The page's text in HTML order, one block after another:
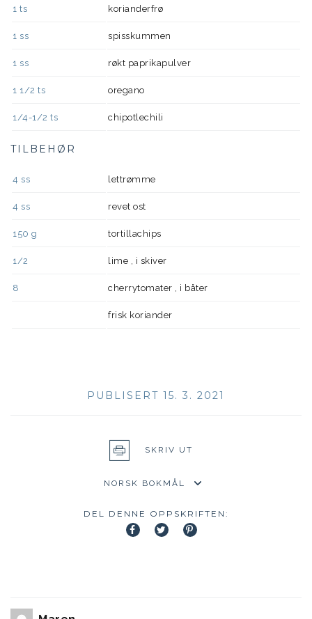
1 ts korianderfrø
1 ss spisskummen
1 ss røkt paprikapulver
1 1/2 ts oregano
1/4-1/2 ts chipotlechili
TILBEHØR
4 ss lettrømme
4 ss revet ost
150 g tortillachips
1/2 lime , i skiver
8 cherrytomater , i båter
frisk koriander
PUBLISERT 15. 3. 2021
SKRIV UT
DEL DENNE OPPSKRIFTEN: